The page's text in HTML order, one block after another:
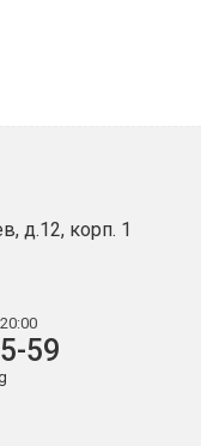
д.12, корп. 1
59